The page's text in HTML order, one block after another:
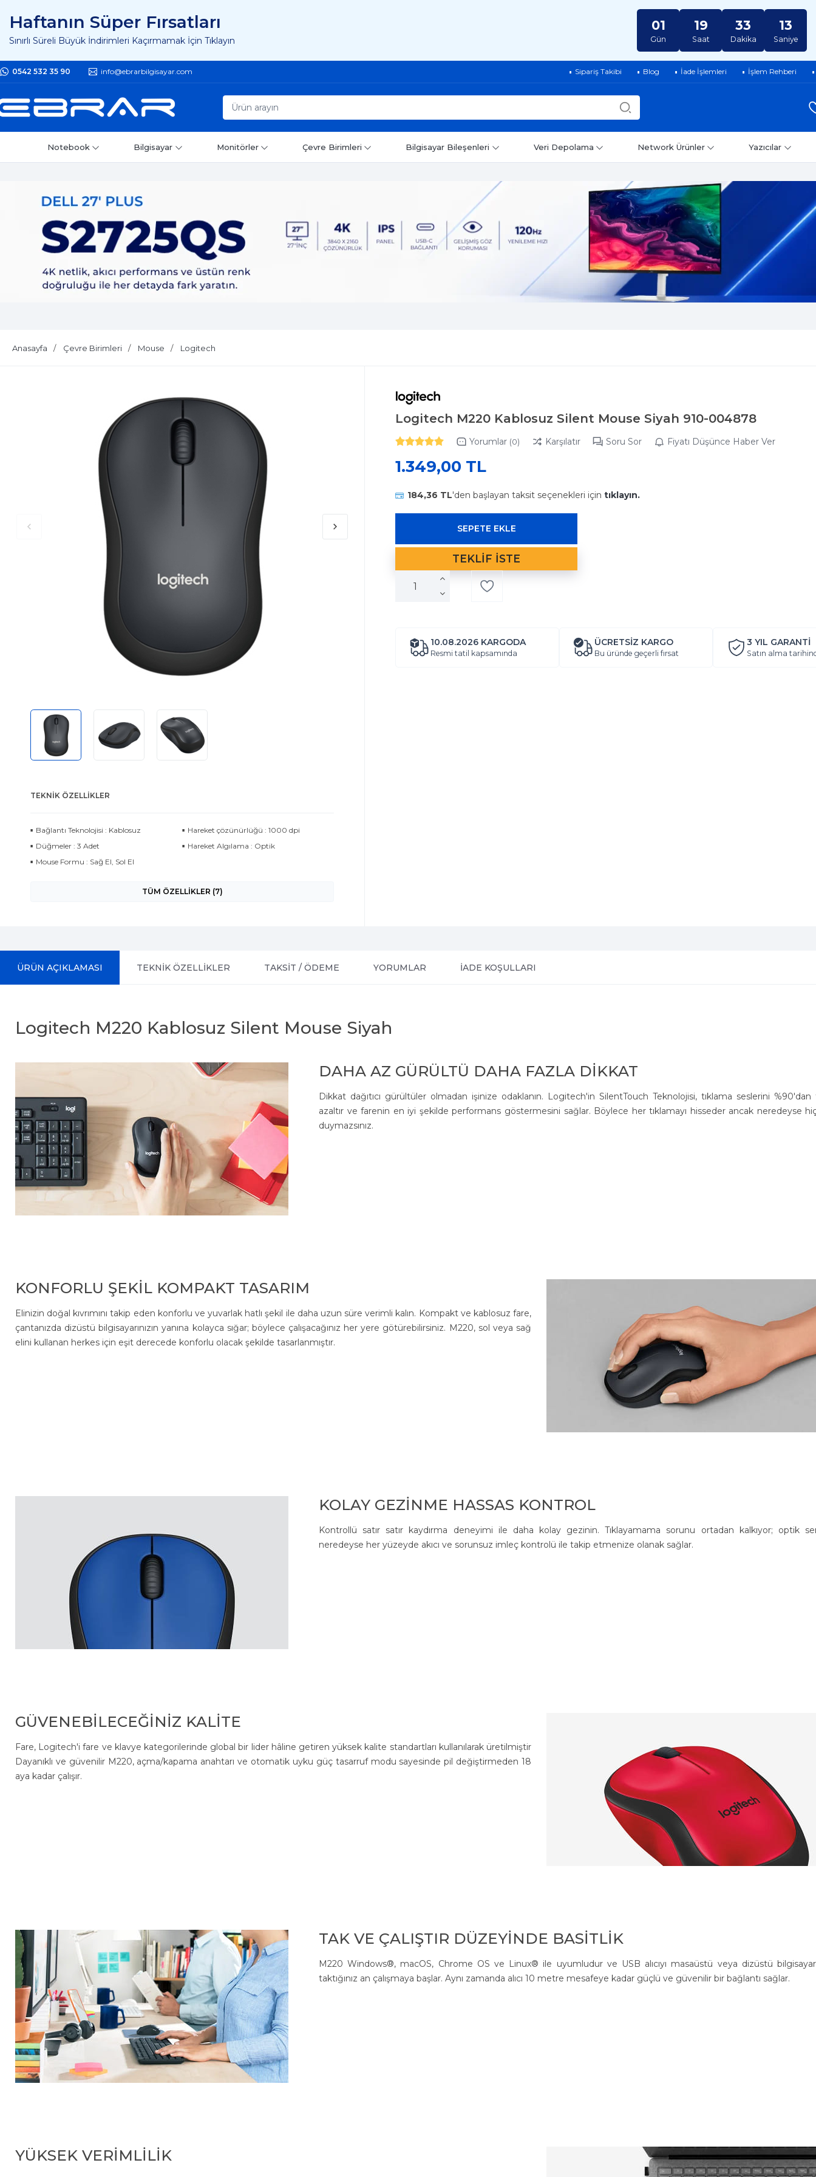
Haftanın Süper Fırsatları
Sınırlı Süreli Büyük İndirimleri Kaçırmamak İçin Tıklayın
01
Gün
19
Saat
33
Dakika
12
Saniye
0542 532 35 90 info@ebrarbilgisayar.com Sipariş Takibi Blog İade İşlemleri İşlem Rehberi
Notebook Bilgisayar Monitörler Çevre Birimleri Bilgisayar Bileşenleri Veri Depolama Network Ürünler Yazıcılar
Anasayfa Çevre Birimleri Mouse Logitech
TEKNIK ÖZELLIKLER
Bağlantı Teknolojisi : Kablosuz
Hareket çözünürlüğü : 1000 dpi
Düğmeler : 3 Adet
Hareket Algılama : Optik
Mouse Formu : Sağ El, Sol El
TÜM ÖZELLİKLER (7)
Logitech M220 Kablosuz Silent Mouse Siyah 910-004878
Yorumlar (0) Karşılatır Soru Sor Fiyatı Düşünce Haber Ver
1.349,00 TL
184,36 TL'den başlayan taksit seçenekleri için tıklayın.
10.08.2026 KARGODA
Resmi tatil kapsamında
ÜCRETSİZ KARGO
Bu üründe geçerli fırsat
3 YIL GARANTİ
Satın alma
ÜRÜN AÇIKLAMASI TEKNİK ÖZELLİKLER TAKSİT / ÖDEME YORUMLAR İADE KOŞULLARI
Logitech M220 Kablosuz Silent Mouse Siyah
DAHA AZ GÜRÜLTÜ DAHA FAZLA DİKKAT
Dikkat dağıtıcı gürültüler olmadan işinize odaklanın. Logitech'in SilentTouch Teknolojisi, tıklama seslerini %90'dan
azaltır ve farenin en iyi şekilde performans göstermesini sağlar. Böylece her tıklamayı hisseder ancak neredeyse
duymazsınız.
KONFORLU ŞEKİL KOMPAKT TASARIM
Elinizin doğal kıvrımını takip eden konforlu ve yuvarlak hatlı şekil ile daha uzun süre verimli kalın. Kompakt ve kablosuz fare,
çantanızda dizüstü bilgisayarınızın yanına kolayca sığar; böylece çalışacağınız her yere götürebilirsiniz. M220, sol veya sağ
elini kullanan herkes için eşit derecede konforlu olacak şekilde tasarlanmıştır.
KOLAY GEZİNME HASSAS KONTROL
Kontrollü satır satır kaydırma deneyimi ile daha kolay gezinin. Tıklayamama sorunu ortadan kalkıyor; optik
neredeyse her yüzeyde akıcı ve sorunsuz imleç kontrolü ile takip etmenize olanak sağlar.
GÜVENEBİLECEĞİNİZ KALİTE
Fare, Logitech'i fare ve klavye kategorilerinde global bir lider hâline getiren yüksek kalite standartları kullanılarak üretilmiştir
Dayanıklı ve güvenilir M220, açma/kapama anahtarı ve otomatik uyku güç tasarruf modu sayesinde pil değiştirmeden 18
aya kadar çalışır.
TAK VE ÇALIŞTIR DÜZEYİNDE BASİTLİK
M220 Windows®, macOS, Chrome OS ve Linux® ile uyumludur ve USB alıcıyı masaüstü veya dizüstü
taktığınız an çalışmaya başlar. Aynı zamanda alıcı 10 metre mesafeye kadar güçlü ve güvenilir bir bağlantı sağlar.
YÜKSEK VERİMLİLİK